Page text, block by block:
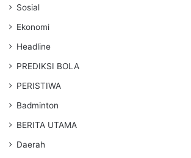
Sosial
Ekonomi
Headline
PREDIKSI BOLA
PERISTIWA
Badminton
BERITA UTAMA
Daerah